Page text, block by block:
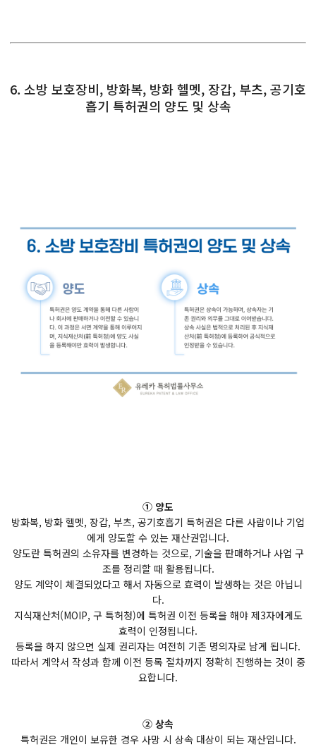
6. 소방 보호장비, 방화복, 방화 헬멧, 장갑, 부츠, 공기호
흡기 특허권의 양도 및 상속
① 양도
방화복, 방화 헬멧, 장갑, 부츠, 공기호흡기 특허권은 다른 사람이나 기업
에게 양도할 수 있는 재산권입니다.
양도란 특허권의 소유자를 변경하는 것으로, 기술을 판매하거나 사업 구
조를 정리할 때 활용됩니다.
양도 계약이 체결되었다고 해서 자동으로 효력이 발생하는 것은 아닙니
다.
지식재산처(MOIP, 구 특허청)에 특허권 이전 등록을 해야 제3자에게도
효력이 인정됩니다.
등록을 하지 않으면 실제 권리자는 여전히 기존 명의자로 남게 됩니다.
따라서 계약서 작성과 함께 이전 등록 절차까지 정확히 진행하는 것이 중
요합니다.
② 상속
특허권은 개인이 보유한 경우 사망 시 상속 대상이 되는 재산입니다.